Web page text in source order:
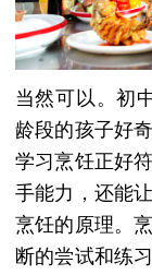
当然可以。初
龄段的孩子好
学习烹饪正好
手能力，还能
烹饪的原理。
断的尝试和练